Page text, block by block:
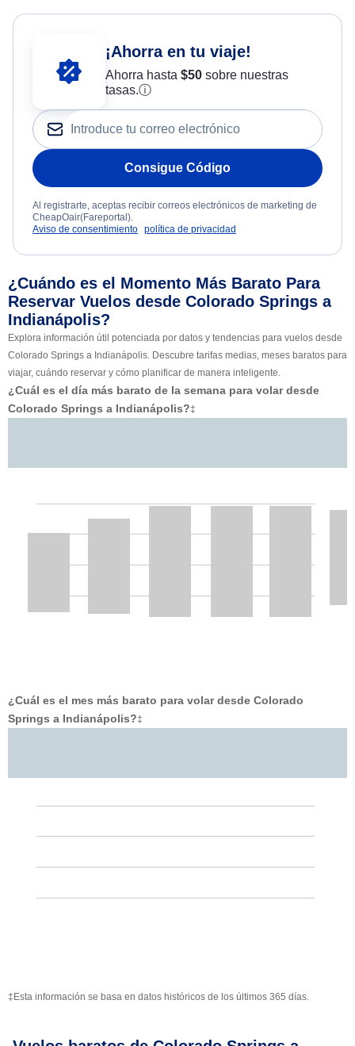
¡Ahorra en tu viaje!
Ahorra hasta $50sobre nuestras
tasas.ⓘ
Consigue Código
Al registrarte, aceptas recibir correos electrónicos de marketing de
CheapOair(Fareportal).
Aviso de consentimiento política de privacidad
¿Cuándo es el Momento Más Barato Para
Reservar Vuelos desde Colorado Springs a
Indianápolis?
Explora información útil potenciada por datos y tendencias para vuelos desde
Colorado Springs a Indianápolis. Descubre tarifas medias, meses baratos para
viajar, cuándo reservar y cómo planificar de manera inteligente.
¿Cuál es el día más barato de la semana para volar desde
Colorado Springs a Indianápolis?‡
¿Cuál es el mes más barato para volar desde Colorado
Springs a Indianápolis?‡
‡Esta información se basa en datos históricos de los últimos 365 días.